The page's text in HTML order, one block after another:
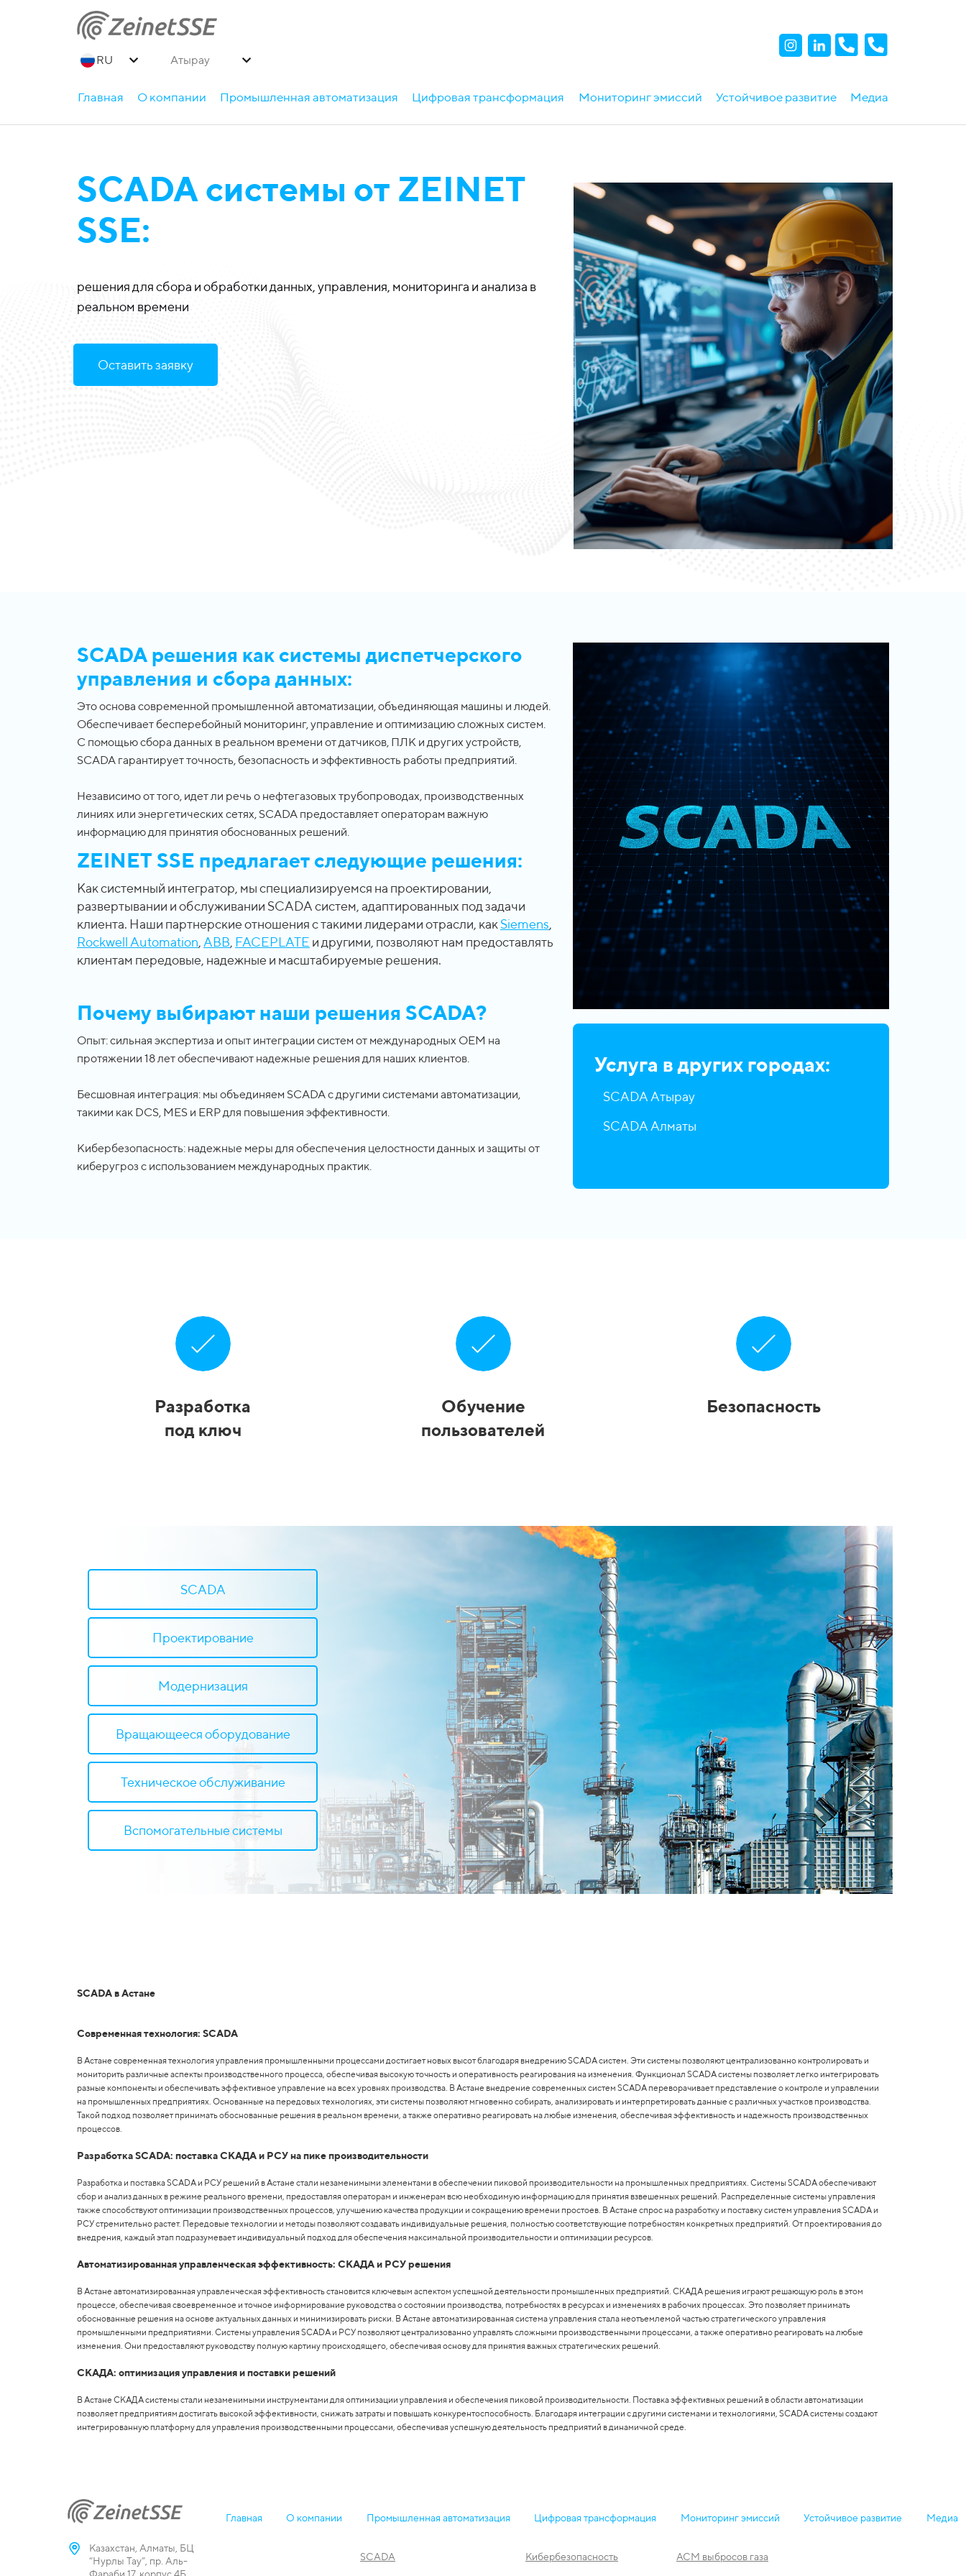
Атырау
Главная О компании Промышленная автоматизация Цифровая трансформация Мониторинг эмиссий Устойчивое развитие Медиа
SCADA системы от ZEINET
SSE:
решения для сбора и обработки данных, управления, мониторинга и анализа в
реальном времени
Оставить заявку
SCADA решения как системы диспетчерского
управления и сбора данных:
Это основа современной промышленной автоматизации, объединяющая машины и людей.
Обеспечивает бесперебойный мониторинг, управление и оптимизацию сложных систем.
С помощью сбора данных в реальном времени от датчиков, ПЛК и других устройств,
SCADA гарантирует точность, безопасность и эффективность работы предприятий.
Независимо от того, идет ли речь о нефтегазовых трубопроводах, производственных
линиях или энергетических сетях, SCADA предоставляет операторам важную
информацию для принятия обоснованных решений.
ZEINET SSE предлагает следующие решения:
Как системный интегратор, мы специализируемся на проектировании,
развертывании и обслуживании SCADA систем, адаптированных под задачи
клиента. Наши партнерские отношения с такими лидерами отрасли, какSiemens,
Rockwell Automation, ABB, FACEPLATE и другими, позволяют нам предоставлять
клиентам передовые, надежные и масштабируемые решения.
Почему выбирают наши решения SCADA?
Опыт: сильная экспертиза и опыт интеграции систем от международных OEM на
протяжении 18 лет обеспечивают надежные решения для наших клиентов.
Бесшовная интеграция: мы объединяем SCADA с другими системами автоматизации,
такими как DCS, MES и ERP для повышения эффективности.
Кибербезопасность: надежные меры для обеспечения целостности данных и защиты от
киберугроз с использованием международных практик.
Услуга в других городах:
SCADA Атырау
SCADA Алматы
Разработка
под ключ
Обучение
пользователей
Безопасность
SCADA
Проектирование
Модернизация
Вращающееся оборудование
Техническое обслуживание
Вспомогательные системы
SCADA в Астане
Современная технология: SCADA
В Астане современная технология управления промышленными процессами достигает новых высот благодаря внедрению SCADA систем. Эти системы позволяют централизованно контролировать и
мониторить различные аспекты производственного процесса, обеспечивая высокую точность и оперативность реагирования на изменения. Функционал SCADA системы позволяет легко интегрировать
разные компоненты и обеспечивать эффективное управление на всех уровнях производства. В Астане внедрение современных систем SCADA переворачивает представление о контроле и управлении
на промышленных предприятиях. Основанные на передовых технологиях, эти системы позволяют мгновенно собирать, анализировать и интерпретировать данные с различных участков производства.
Такой подход позволяет принимать обоснованные решения в реальном времени, а также оперативно реагировать на любые изменения, обеспечивая эффективность и надежность производственных
процессов.
Разработка SCADA: поставка СКАДА и РСУ на пике производительности
Разработка и поставка SCADA и РСУ решений в Астане стали незаменимыми элементами в обеспечении пиковой производительности на промышленных предприятиях. Системы SCADA обеспечивают
сбор и анализ данных в режиме реального времени, предоставляя операторам и инженерам всю необходимую информацию для принятия взвешенных решений. Распределенные системы управления
также способствуют оптимизации производственных процессов, улучшению качества продукции и сокращению времени простоев. В Астане спрос на разработку и поставку систем управления SCADA и
РСУ стремительно растет. Передовые технологии и методы позволяют создавать индивидуальные решения, полностью соответствующие потребностям конкретных предприятий. От проектирования до
внедрения, каждый этап подразумевает индивидуальный подход для обеспечения максимальной производительности и оптимизации ресурсов.
Автоматизированная управленческая эффективность: СКАДА и РСУ решения
В Астане автоматизированная управленческая эффективность становится ключевым аспектом успешной деятельности промышленных предприятий. СКАДА решения играют решающую роль в этом
процессе, обеспечивая своевременное и точное информирование руководства о состоянии производства, потребностях в ресурсах и изменениях в рабочих процессах. Это позволяет принимать
обоснованные решения на основе актуальных данных и минимизировать риски. В Астане автоматизированная система управления стала неотъемлемой частью стратегического управления
промышленными предприятиями. Системы управления SCADA и РСУ позволяют централизованно управлять сложными производственными процессами, а также оперативно реагировать на любые
изменения. Они предоставляют руководству полную картину происходящего, обеспечивая основу для принятия важных стратегических решений.
СКАДА: оптимизация управления и поставки решений
В Астане СКАДА системы стали незаменимыми инструментами для оптимизации управления и обеспечения пиковой производительности. Поставка эффективных решений в области автоматизации
позволяет предприятиям достигать высокой эффективности, снижать затраты и повышать конкурентоспособность. Благодаря интеграции с другими системами и технологиями, SCADA системы создают
интегрированную платформу для управления производственными процессами, обеспечивая успешную деятельность предприятий в динамичной среде.
Главная О компании Промышленная автоматизация Цифровая трансформация Мониторинг эмиссий Устойчивое развитие Медиа
Казахстан, Алматы, БЦ
“Нурлы Тау”, пр. Аль-
SCADA Кибербезопасность АСМ выбросов газа